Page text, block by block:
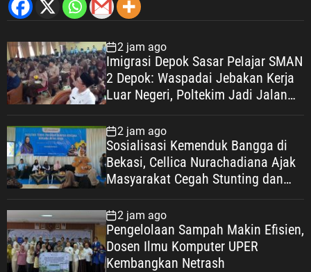
2 jam ago
Imigrasi Depok Sasar Pelajar SMAN
2 Depok: Waspadai Jebakan Kerja
Luar Negeri, Poltekim Jadi Jalan
2 jam ago
Sosialisasi Kemenduk Bangga di
Bekasi, Cellica Nurachadiana Ajak
Masyarakat Cegah Stunting dan
2 jam ago
Pengelolaan Sampah Makin Efisien,
Dosen Ilmu Komputer UPER
Kembangkan Netrash